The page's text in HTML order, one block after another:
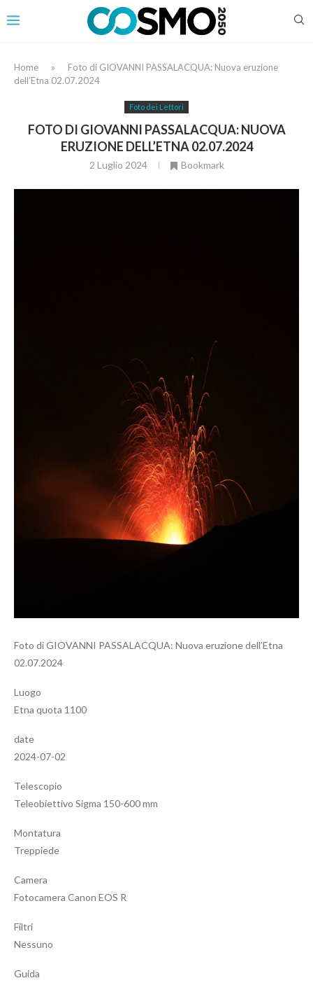
Home »
Foto di GIOVANNI PASSALACQUA: Nuova eruzione
dell’Etna 02.07.2024
Foto dei Lettori
FOTO DI GIOVANNI PASSALACQUA: NUOVA
ERUZIONE DELL’ETNA 02.07.2024
2 Luglio 2024 Bookmark
Foto di GIOVANNI PASSALACQUA: Nuova eruzione dell’Etna
02.07.2024
Luogo
Etna quota 1100
date
2024-07-02
Telescopio
Teleobiettivo Sigma 150-600 mm
Montatura
Treppiede
Camera
Fotocamera Canon EOS R
Filtri
Nessuno
Guida